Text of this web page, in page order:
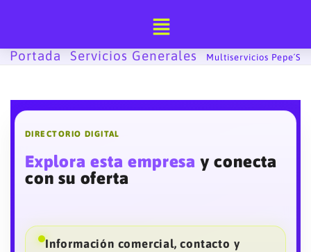
contenido
Portada Servicios Generales Multiservicios Pepe´s
DIRECTORIO DIGITAL
Explora esta empresa y conecta
con su oferta
Información comercial, contacto y